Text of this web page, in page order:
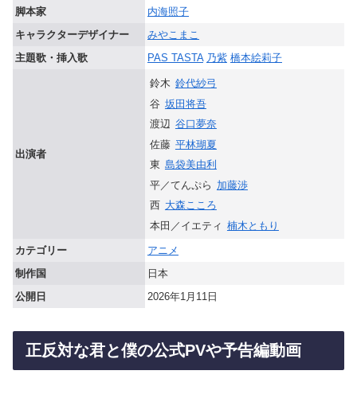
脚本家
内海照子
キャラクターデザイナー
みやこまこ
主題歌・挿入歌
PAS TASTA 乃紫 橋本絵莉子
出演者
鈴木 鈴代紗弓
谷 坂田将吾
渡辺 谷口夢奈
佐藤 平林瑚夏
東 島袋美由利
平／てんぷら 加藤渉
西 大森こころ
本田／イエティ 楠木ともり
カテゴリー
アニメ
制作国
日本
公開日
2026年1月11日
正反対な君と僕の公式PVや予告編動画